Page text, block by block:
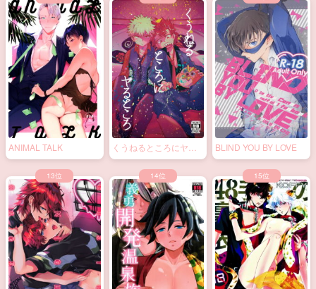
ANIMAL TALK
くうねるところにヤる
ところ
BLIND YOU BY LOVE